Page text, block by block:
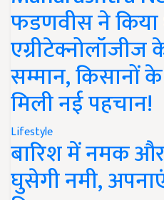
फडणवीस ने किया
सम्मान, किसानों
मिली नई पहचान!
Lifestyle
बारिश में नमक
घुसेगी नमी,